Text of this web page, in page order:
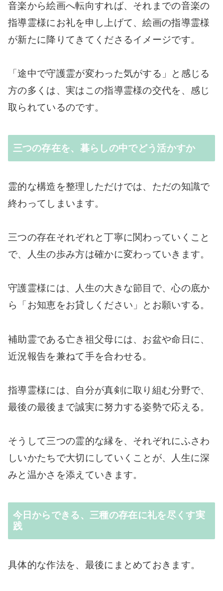
音楽から絵画へ転向すれば、それまでの音楽の
指導霊様にお礼を申し上げて、絵画の指導霊様
が新たに降りてきてくださるイメージです。
「途中で守護霊が変わった気がする」と感じる
方の多くは、実はこの指導霊様の交代を、感じ
取られているのです。
三つの存在を、暮らしの中でどう活かすか
霊的な構造を整理しただけでは、ただの知識で
終わってしまいます。
三つの存在それぞれと丁寧に関わっていくこと
で、人生の歩み方は確かに変わっていきます。
守護霊様には、人生の大きな節目で、心の底か
ら「お知恵をお貸しください」とお願いする。
補助霊である亡き祖父母には、お盆や命日に、
近況報告を兼ねて手を合わせる。
指導霊様には、自分が真剣に取り組む分野で、
最後の最後まで誠実に努力する姿勢で応える。
そうして三つの霊的な縁を、それぞれにふさわ
しいかたちで大切にしていくことが、人生に深
みと温かさを添えていきます。
今日からできる、三種の存在に礼を尽くす実
践
具体的な作法を、最後にまとめておきます。